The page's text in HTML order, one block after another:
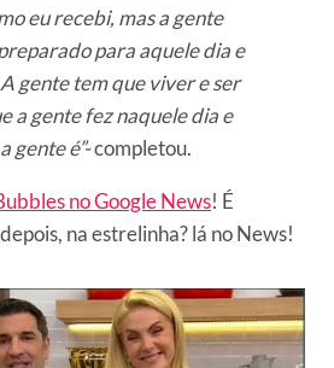
eu recebi, mas a gente
para aquele dia e
gente tem que viver e ser
a gente fez naquele dia e
gente é”-completou.
no Google News! É
na estrelinha? lá no News!